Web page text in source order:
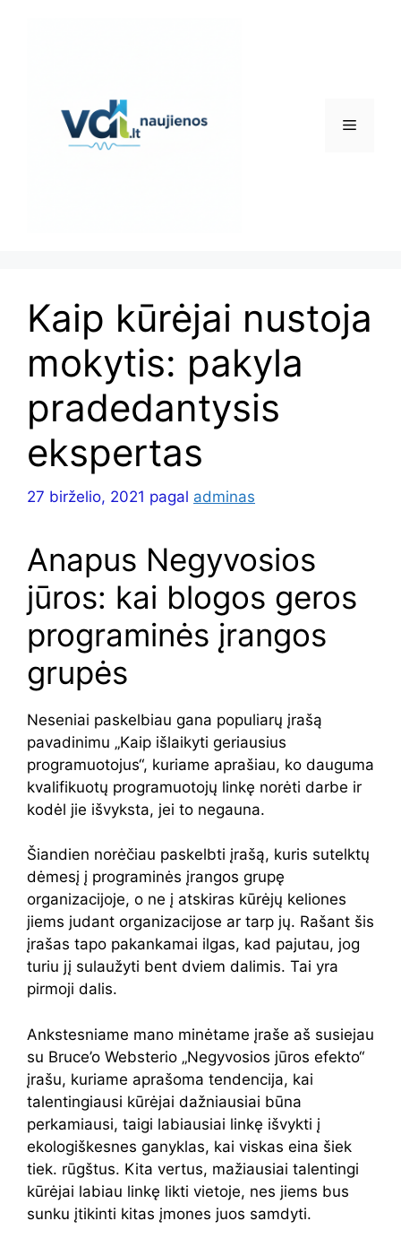
Meniu
Kaip kūrėjai nustoja
mokytis: pakyla
pradedantysis
ekspertas
27 birželio, 2021 pagal adminas
Anapus Negyvosios
jūros: kai blogos geros
programinės įrangos
grupės
Neseniai paskelbiau gana populiarų įrašą
pavadinimu „Kaip išlaikyti geriausius
programuotojus“, kuriame aprašiau, ko dauguma
kvalifikuotų programuotojų linkę norėti darbe ir
kodėl jie išvyksta, jei to negauna.
Šiandien norėčiau paskelbti įrašą, kuris sutelktų
dėmesį į programinės įrangos grupę
organizacijoje, o ne į atskiras kūrėjų keliones
jiems judant organizacijose ar tarp jų. Rašant šis
įrašas tapo pakankamai ilgas, kad pajutau, jog
turiu jį sulaužyti bent dviem dalimis. Tai yra
pirmoji dalis.
Ankstesniame mano minėtame įraše aš susiejau
su Bruce’o Websterio „Negyvosios jūros efekto“
įrašu, kuriame aprašoma tendencija, kai
talentingiausi kūrėjai dažniausiai būna
perkamiausi, taigi labiausiai linkę išvykti į
ekologiškesnes ganyklas, kai viskas eina šiek
tiek. rūgštus. Kita vertus, mažiausiai talentingi
kūrėjai labiau linkę likti vietoje, nes jiems bus
sunku įtikinti kitas įmones juos samdyti.